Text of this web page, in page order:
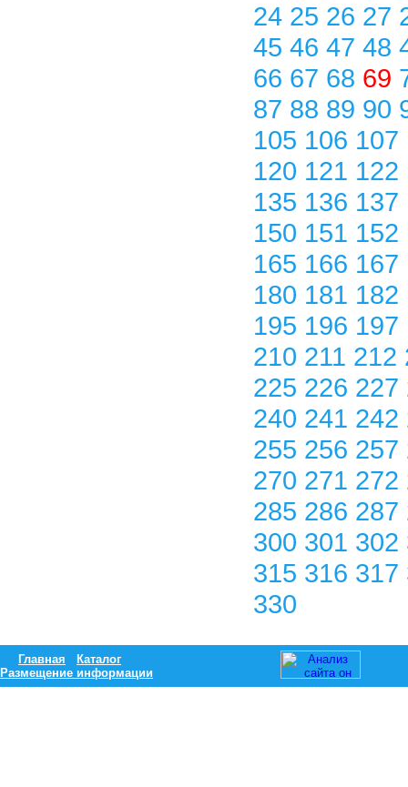
24 25 26 27
45 46 47 48
66 67 68 69
87 88 89 90
105 106 107
120 121 122
135 136 137
150 151 152
165 166 167
180 181 182
195 196 197
210 211 212
225 226 227
240 241 242
255 256 257
270 271 272
285 286 287
300 301 302
315 316 317
330
Главная
Каталог
Размещение информации